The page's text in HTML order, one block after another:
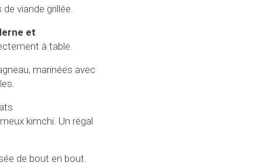
viande grillée.
et
à table.
marinées avec
kimchi. Un régal
de bout en bout.